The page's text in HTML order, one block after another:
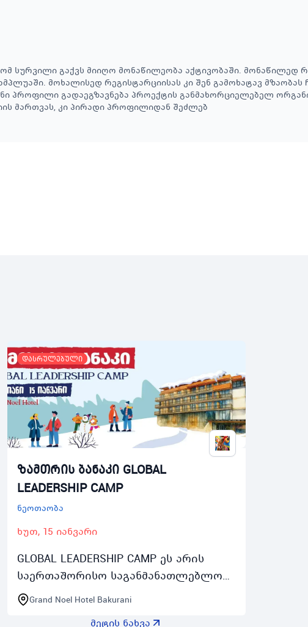
სურვილი გაქვს მიიღო მონაწილეობა აქტივობაში. მონაწილედ
მოხალისედ რეგისტარციისას კი შენ გამოხატავ
პროფილი გადაეგზავნება პროექტის განმახორციელებელ
მართვას, კი პირადი პროფილიდან შეძლებ
დასრულებული
ზამთრის ბანაკი GLOBAL
LEADERSHIP CAMP
ნეოთაობა
ხუთ, 15 იანვარი
GLOBAL LEADERSHIP CAMP ეს არის
საერთაშორისო საგანმანათლებლო
ზამთრის ინგლისურენოვანი ბანაკი
1417 წლის მოზარდებისთვის
Grand Noel Hotel Bakurani
მეტის ნახვა